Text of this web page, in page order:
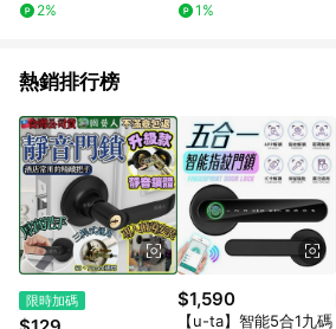
2%
1%
熱銷排行榜
限時加碼 $1,590
【u-ta】智能5合1九碼